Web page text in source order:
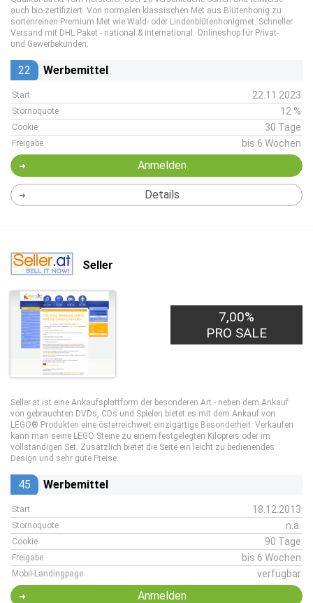
auch bio-zertifiziert. Von normalen klassischen Met aus Blütenhonig zu
sortenreinen Premium Met wie Wald- oder Lindenblütenhonigmet. Schneller
Versand mit DHL Paket - national & international. Onlineshop für Privat-
und Gewerbekunden.
22 Werbemittel
Start 22.11.2023
Stornoquote 12 %
Cookie 30 Tage
Freigabe bis 6 Wochen
Anmelden
Details
Seller
7,00%
PRO SALE
Seller.at ist eine Ankaufsplattform der besonderen Art - neben dem Ankauf
von gebrauchten DVDs, CDs und Spielen bietet es mit dem Ankauf von
LEGO® Produkten eine österreichweit einzigartige Besonderheit. Verkaufen
kann man seine LEGO Steine zu einem festgelegten Kilopreis oder im
vollständigen Set. Zusätzlich bietet die Seite ein leicht zu bedienendes
Design und sehr gute Preise.
45 Werbemittel
Start 18.12.2013
Stornoquote n.a.
Cookie 90 Tage
Freigabe bis 6 Wochen
Mobil-Landingpage verfügbar
Anmelden